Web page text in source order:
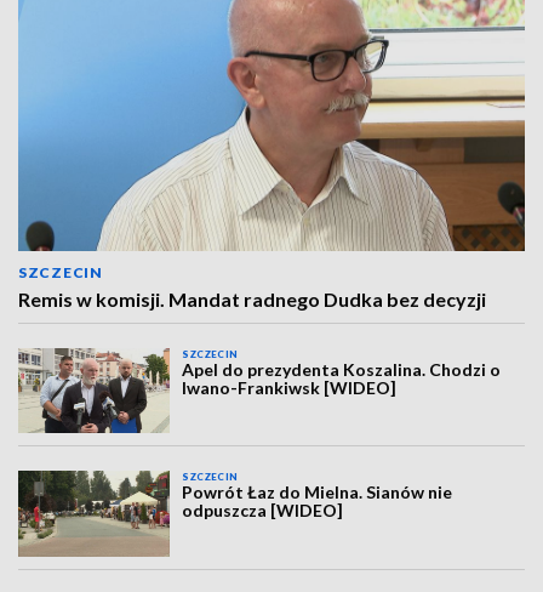
SZCZECIN
Remis w komisji. Mandat radnego Dudka bez decyzji
SZCZECIN
Apel do prezydenta Koszalina. Chodzi o
Iwano-Frankiwsk [WIDEO]
SZCZECIN
Powrót Łaz do Mielna. Sianów nie
odpuszcza [WIDEO]